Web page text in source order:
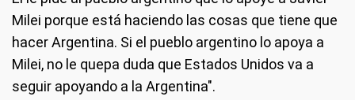
Milei porque está haciendo las cosas que tiene que
hacer Argentina. Si el pueblo argentino lo apoya a
Milei, no le quepa duda que Estados Unidos va a
seguir apoyando a la Argentina".